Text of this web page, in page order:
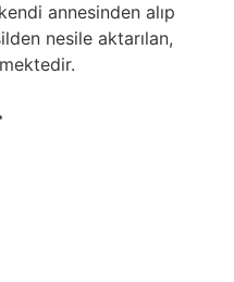
annesinden alıp
nesile aktarılan,